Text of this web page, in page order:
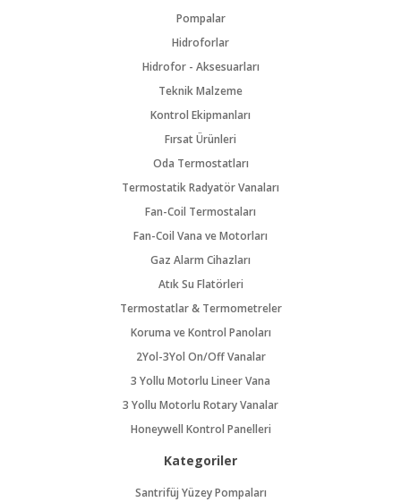
Pompalar
Hidroforlar
Hidrofor - Aksesuarları
Teknik Malzeme
Kontrol Ekipmanları
Fırsat Ürünleri
Oda Termostatları
Termostatik Radyatör Vanaları
Fan-Coil Termostaları
Fan-Coil Vana ve Motorları
Gaz Alarm Cihazları
Atık Su Flatörleri
Termostatlar & Termometreler
Koruma ve Kontrol Panoları
2Yol-3Yol On/Off Vanalar
3 Yollu Motorlu Lineer Vana
3 Yollu Motorlu Rotary Vanalar
Honeywell Kontrol Panelleri
Kategoriler
Santrifüj Yüzey Pompaları